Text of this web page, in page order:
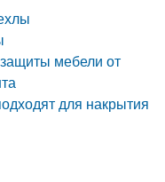
мебели от
для накрытия